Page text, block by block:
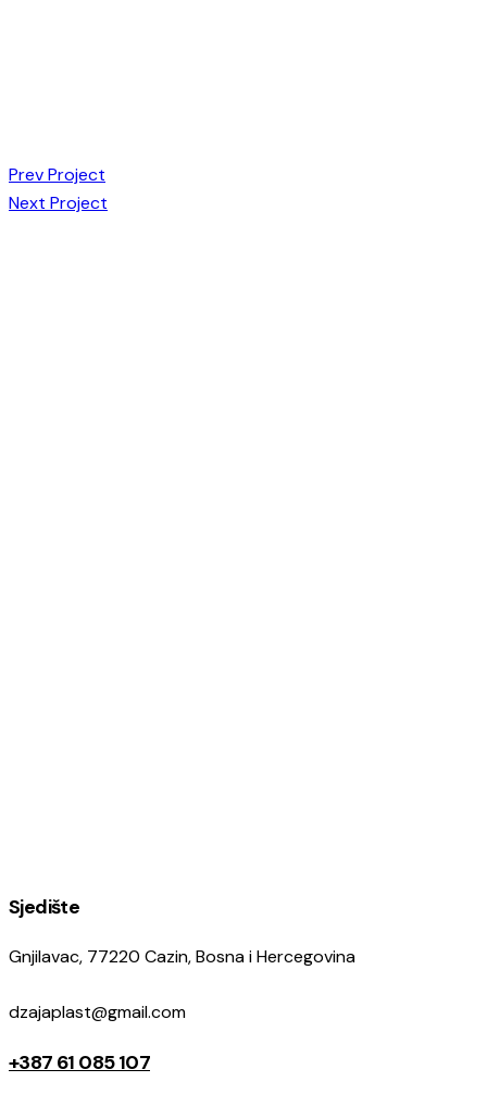
Post
navigation
Prev Project
Next Project
Sjedište
Gnjilavac, 77220 Cazin, Bosna i Hercegovina
dzajaplast@gmail.com
+387 61 085 107